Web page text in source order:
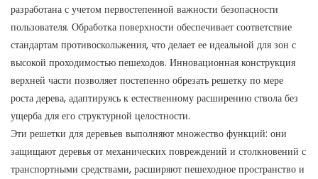
разработана с учетом первостепенной важности безопасности
пользователя. Обработка поверхности обеспечивает соответствие
стандартам противоскольжения, что делает ее идеальной для зон с
высокой проходимостью пешеходов. Инновационная конструкция
верхней части позволяет постепенно обрезать решетку по мере
роста дерева, адаптируясь к естественному расширению ствола без
ущерба для его структурной целостности.
Эти решетки для деревьев выполняют множество функций: они
защищают деревья от механических повреждений и столкновений с
транспортными средствами, расширяют пешеходное пространство и